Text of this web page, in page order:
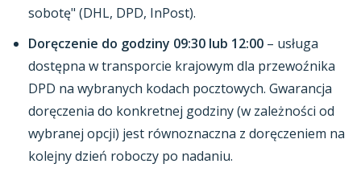
sobotę" (DHL, DPD, InPost).
Doręczenie do godziny 09:30 lub 12:00 – usługa
dostępna w transporcie krajowym dla przewoźnika
DPD na wybranych kodach pocztowych. Gwarancja
doręczenia do konkretnej godziny (w zależności od
wybranej opcji) jest równoznaczna z doręczeniem na
kolejny dzień roboczy po nadaniu.